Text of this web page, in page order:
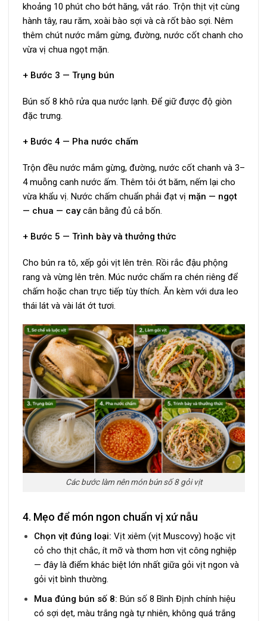
khoảng 10 phút cho bớt hăng, vắt ráo. Trộn thịt vịt cùng
hành tây, rau răm, xoài bào sợi và cà rốt bào sợi. Nêm
thêm chút nước mắm gừng, đường, nước cốt chanh cho
vừa vị chua ngọt mặn.
+ Bước 3 — Trụng bún
Bún số 8 khô rửa qua nước lạnh. Để giữ được độ giòn
đặc trưng.
+ Bước 4 — Pha nước chấm
Trộn đều nước mắm gừng, đường, nước cốt chanh và 3–
4 muỗng canh nước ấm. Thêm tỏi ớt băm, nếm lại cho
vừa khẩu vị. Nước chấm chuẩn phải đạt vị mặn — ngọt
— chua — caycân bằng đủ cả bốn.
+ Bước 5 — Trình bày và thưởng thức
Cho bún ra tô, xếp gỏi vịt lên trên. Rồi rắc đậu phộng
rang và vừng lên trên. Múc nước chấm ra chén riêng để
chấm hoặc chan trực tiếp tùy thích. Ăn kèm với dưa leo
thái lát và vài lát ớt tươi.
Các bước làm nên món bún số 8 gỏi vịt
4. Mẹo để món ngon chuẩn vị xứ nẫu
Chọn vịt đúng loại: Vịt xiêm (vịt Muscovy) hoặc vịt
cỏ cho thịt chắc, ít mỡ và thơm hơn vịt công nghiệp
— đây là điểm khác biệt lớn nhất giữa gỏi vịt ngon và
gỏi vịt bình thường.
Mua đúng bún số 8: Bún số 8 Bình Định chính hiệu
có sợi dẹt, màu trắng ngà tự nhiên, không quá trắng